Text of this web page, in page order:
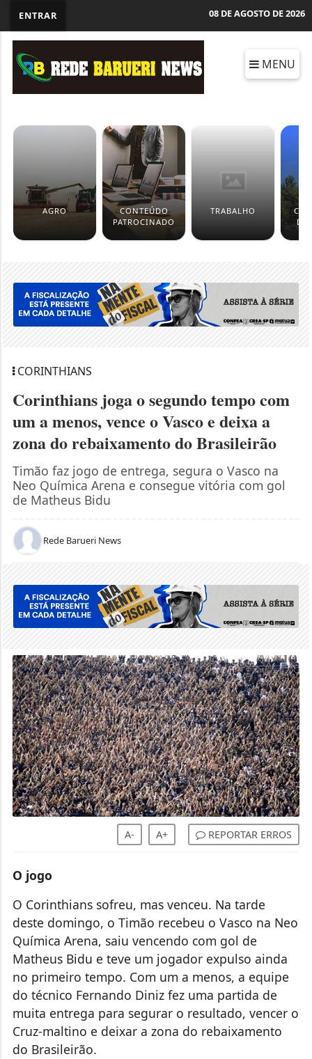
ENTRAR 08 DE AGOSTO DE 2026
MENU
AGRO
CONTEÚDO
PATROCINADO
TRABALHO
CORINTHIANS
Corinthians joga o segundo tempo com
um a menos, vence o Vasco e deixa a
zona do rebaixamento do Brasileirão
Timão faz jogo de entrega, segura o Vasco na
Neo Química Arena e consegue vitória com gol
de Matheus Bidu
Rede Barueri News
A- A+ REPORTAR ERROS
O jogo
O Corinthians sofreu, mas venceu. Na tarde
deste domingo, o Timão recebeu o Vasco na Neo
Química Arena, saiu vencendo com gol de
Matheus Bidu e teve um jogador expulso ainda
no primeiro tempo. Com um a menos, a equipe
do técnico Fernando Diniz fez uma partida de
muita entrega para segurar o resultado, vencer o
Cruz-maltino e deixar a zona do rebaixamento
do Brasileirão.